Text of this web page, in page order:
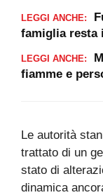
LEGGI ANCHE:
famiglia resta
LEGGI ANCHE:
fiamme e
Le autorità
trattato di un
stato di
dinamica